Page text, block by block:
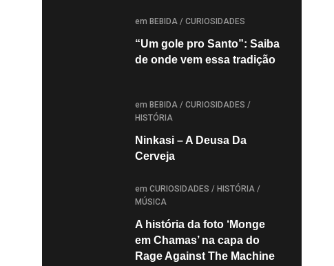
POSTED
emBEBIDA /CURIOSIDADES
“Um gole pro Santo”: Saiba
de onde vem essa tradição
POSTED
emBEBIDA /CURIOSIDADES /
HISTÓRIA
Ninkasi – A Deusa Da
Cerveja
POSTED
emCURIOSIDADES /HISTÓRIA /
MÚSICA
A história da foto ‘Monge
em Chamas’ na capa do
Rage Against The Machine